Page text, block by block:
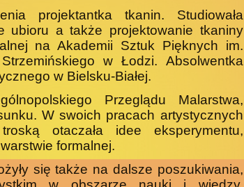
projektantka tkanin. Studiowała
ubioru a także projektowanie tkaniny
na Akademii Sztuk Pięknych im.
Strzemińskiego w Łodzi. Absolwentka
w Bielsku-Białej.
Przeglądu Malarstwa,
W swoich pracach artystycznych
otaczała idee eksperymentu,
formalnej.
się także na dalsze poszukiwania,